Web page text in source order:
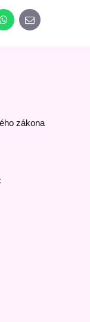
WhatsApp
E-
mail
zákona